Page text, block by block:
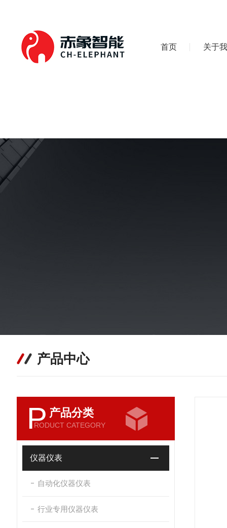
首页 关于
产品中心
P 产品分类
RODUCT CATEGORY
仪器仪表
自动化仪器仪表
行业专用仪器仪表